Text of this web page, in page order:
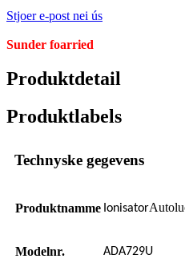
Stjoer e-post nei ús
Sunder foarried
Produktdetail
Produktlabels
Technyske gegevens
Produktnamme Ionisator
Modelnr. ADA729U